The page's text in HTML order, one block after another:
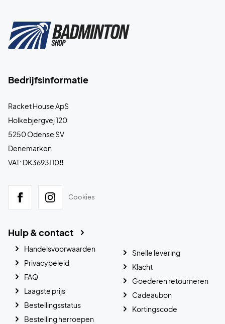
Bedrijfsinformatie
Racket House ApS
Holkebjergvej 120
5250 Odense SV
Denemarken
VAT: DK36931108
Cookies
Hulp & contact
Handelsvoorwaarden
Privacybeleid
FAQ
Laagste prijs
Bestellingsstatus
Bestelling herroepen
Snelle levering
Klacht
Goederen retourneren
Cadeaubon
Kortingscode